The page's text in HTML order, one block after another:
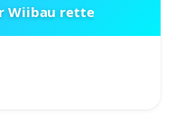
Wiibau rette